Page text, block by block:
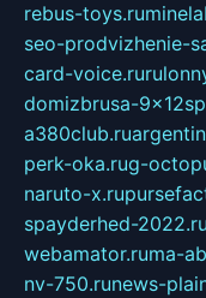
rebus-toys.ru
seo-prodvizhenie-
card-voice.ru
domizbrusa-
a380club.ru
perk-oka.rug-
naruto-x.ru
spayderhed-2022.ru
webamator.ruma-
nv-750.runews-